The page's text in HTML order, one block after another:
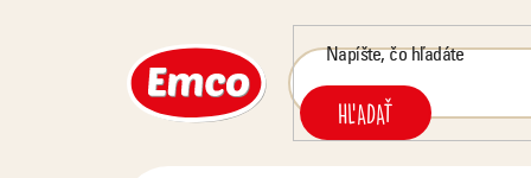
HĽADAŤ